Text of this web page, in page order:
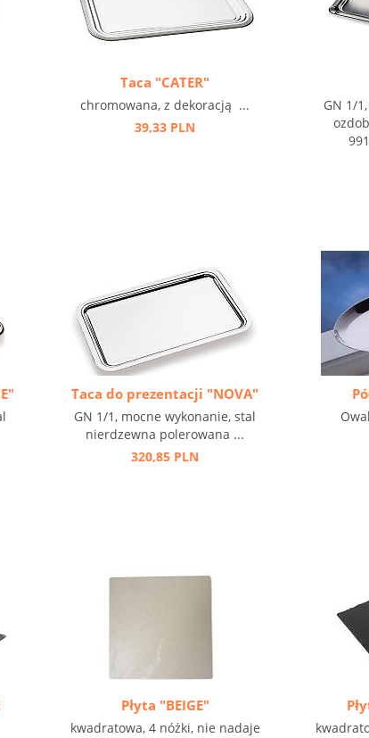
Taca "CATER"
chromowana, z dekoracją ...
39,33 PLN
GN 1/
Taca do prezentacji "NOVA"
GN 1/1, mocne wykonanie, stal
nierdzewna polerowana ...
320,85 PLN
Płyta "BEIGE"
kwadratowa, 4 nóżki, nie nadaje